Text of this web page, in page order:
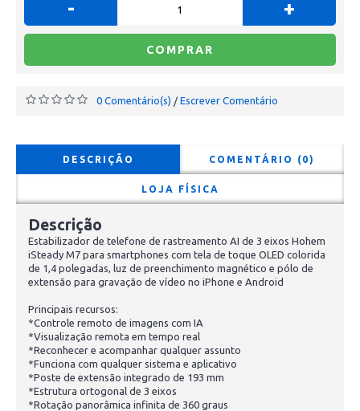
- +
COMPRAR
0 Comentário(s) / Escrever Comentário
DESCRIÇÃO COMENTÁRIO (0)
LOJA FÍSICA
Descrição
Estabilizador de telefone de rastreamento AI de 3 eixos Hohem
iSteady M7 para smartphones com tela de toque OLED colorida
de 1,4 polegadas, luz de preenchimento magnético e pólo de
extensão para gravação de vídeo no iPhone e Android
Principais recursos:
*Controle remoto de imagens com IA
*Visualização remota em tempo real
*Reconhecer e acompanhar qualquer assunto
*Funciona com qualquer sistema e aplicativo
*Poste de extensão integrado de 193 mm
*Estrutura ortogonal de 3 eixos
*Rotação panorâmica infinita de 360 graus